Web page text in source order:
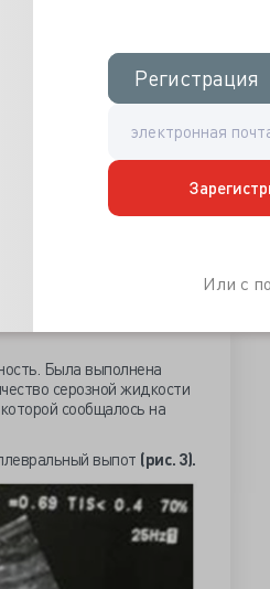
Регистрация
Регистрация
Или с
Была выполнена
серозной жидкости
сообщалось на
выпот (рис. 3).